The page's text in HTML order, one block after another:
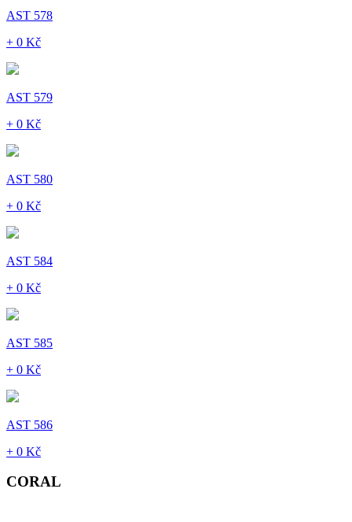
AST 578
+ 0 Kč
AST 579
+ 0 Kč
AST 580
+ 0 Kč
AST 584
+ 0 Kč
AST 585
+ 0 Kč
AST 586
+ 0 Kč
CORAL